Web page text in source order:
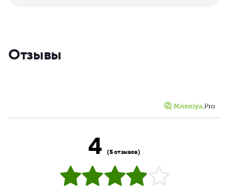
Отзывы
4 (5 отзывов)